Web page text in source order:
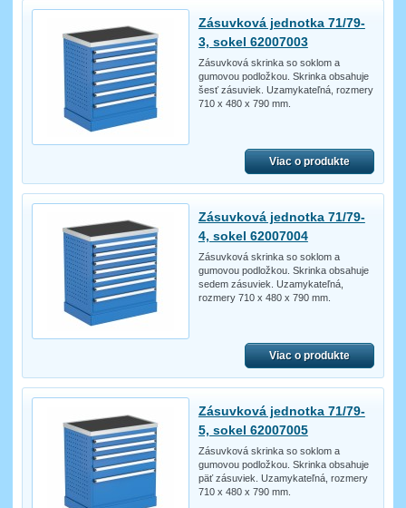
Zásuvková jednotka 71/79-
3, sokel 62007003
Zásuvková skrinka so soklom a
gumovou podložkou. Skrinka obsahuje
šesť zásuviek. Uzamykateľná, rozmery
710 x 480 x 790 mm.
Viac o produkte
Zásuvková jednotka 71/79-
4, sokel 62007004
Zásuvková skrinka so soklom a
gumovou podložkou. Skrinka obsahuje
sedem zásuviek. Uzamykateľná,
rozmery 710 x 480 x 790 mm.
Viac o produkte
Zásuvková jednotka 71/79-
5, sokel 62007005
Zásuvková skrinka so soklom a
gumovou podložkou. Skrinka obsahuje
päť zásuviek. Uzamykateľná, rozmery
710 x 480 x 790 mm.